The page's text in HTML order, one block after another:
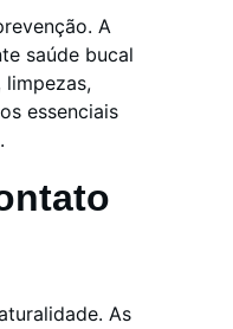
A
saúde bucal
essenciais
As